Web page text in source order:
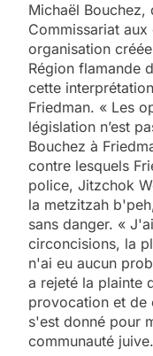
Michaël
Commissariat
organisation
Région flamande
cette
Friedman. « Les
législation n’est
Bouchez à
contre lesquels
police, Jitzchok
la metzitzah
sans danger. «
circoncisions, la
n'ai eu aucun
a rejeté la plainte
provocation et de
s'est donné pour
communauté